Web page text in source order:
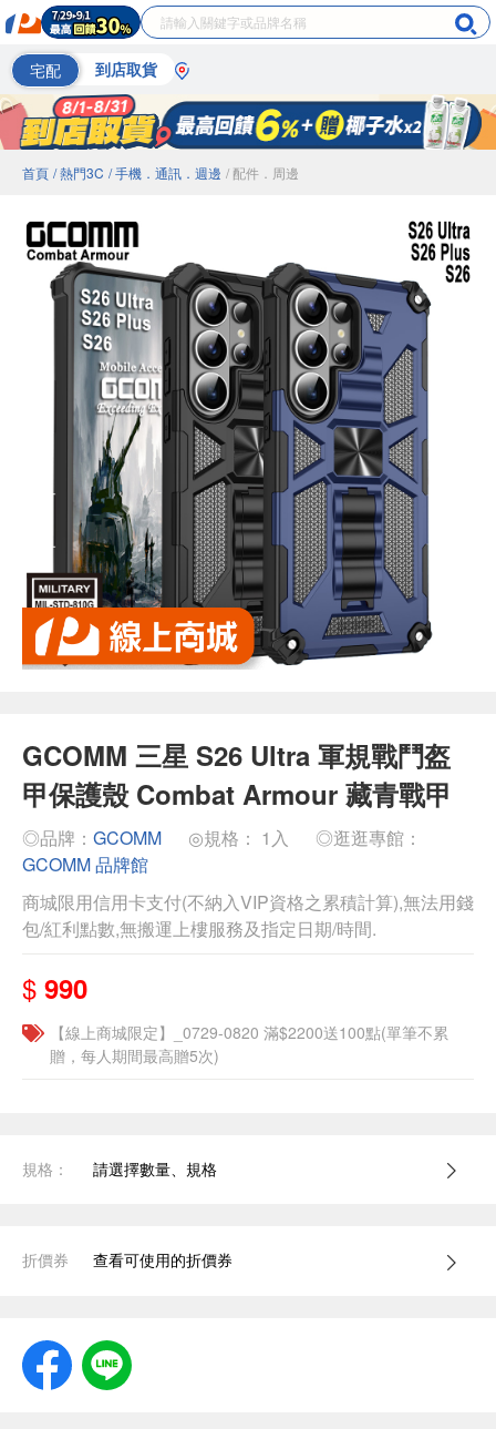
宅配 到店取貨
首頁 / 熱門3C / 手機．通訊．週邊 / 配件．周邊
GCOMM 三星 S26 Ultra 軍規戰鬥盔
甲保護殼 Combat Armour 藏青戰甲
◎品牌： GCOMM ◎規格： 1入
◎逛逛專館：
GCOMM 品牌館
商城限用信用卡支付(不納入VIP資格之累積計算),無法用錢
包/紅利點數,無搬運上樓服務及指定日期/時間.
$ 990
【線上商城限定】_0729-0820 滿$2200送100點(單筆不累
贈，每人期間最高贈5次)
規格： 請選擇數量、規格
折價券 查看可使用的折價券